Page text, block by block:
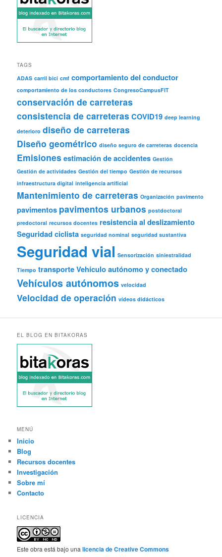
TAGS
ADAS carril bici cmf comportamiento del conductor
comportamiento de los conductores CongresoCampusFIT
conservación de carreteras
consistencia de carreteras COVID19 deep learning
deterioro diseño de carreteras
Diseño geométrico diseño seguro de carreteras docencia
Emisiones estimación de accidentes Gestión
Gestión de actividades Gestión del tiempo Gestión de recursos
infraestructura digital inteligencia artificial
Mantenimiento de carreteras Organización pavimento
pavimentos pavimentos urbanos postdoctoral
predoctoral recursos docentes resistencia al deslizamiento
Seguridad ciclista seguridad nominal seguridad sustantiva
Seguridad vial Sensorización siniestralidad
Tiempo transporteVehículo autónomo y conectado
Vehículos autónomos velocidad
Velocidad de operación vídeos didácticos
EL BLOG EN BITAKORAS
MENÚ
Inicio
Blog
Recursos docentes
Investigación
Sobre mí
Contacto
LICENCIA
Este obra está bajo unalicencia de Creative Commons